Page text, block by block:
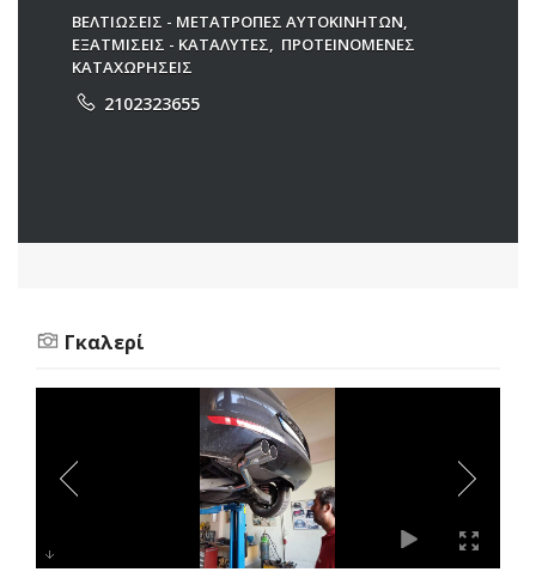
ΒΕΛΤΙΩΣΕΙΣ - ΜΕΤΑΤΡΟΠΕΣ ΑΥΤΟΚΙΝΗΤΩΝ,
ΕΞΑΤΜΙΣΕΙΣ - ΚΑΤΑΛΥΤΕΣ, ΠΡΟΤΕΙΝΟΜΕΝΕΣ
ΚΑΤΑΧΩΡΗΣΕΙΣ
2102323655
Γκαλερί